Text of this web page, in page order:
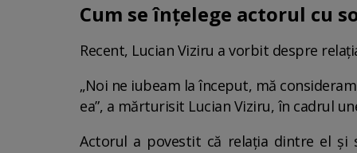
Cum se înțelege actorul cu
Recent, Lucian Viziru a vorbit despre
„Noi ne iubeam la început, mă
ea”, a mărturisit Lucian Viziru, în cadrul
Actorul a povestit că relația dintre el și